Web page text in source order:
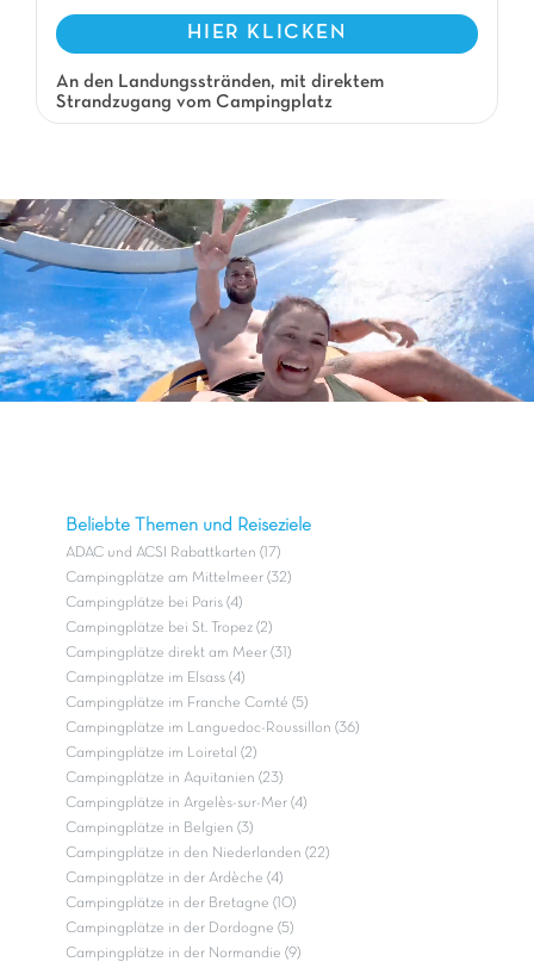
HIER KLICKEN
An den Landungsstränden, mit direktem
Strandzugang vom Campingplatz
Beliebte Themen und Reiseziele
ADAC und ACSI Rabattkarten (17)
Campingplätze am Mittelmeer (32)
Campingplätze bei Paris (4)
Campingplätze bei St. Tropez (2)
Campingplätze direkt am Meer (31)
Campingplätze im Elsass (4)
Campingplätze im Franche Comté (5)
Campingplätze im Languedoc-Roussillon (36)
Campingplätze im Loiretal (2)
Campingplätze in Aquitanien (23)
Campingplätze in Argelès-sur-Mer (4)
Campingplätze in Belgien (3)
Campingplätze in den Niederlanden (22)
Campingplätze in der Ardèche (4)
Campingplätze in der Bretagne (10)
Campingplätze in der Dordogne (5)
Campingplätze in der Normandie (9)